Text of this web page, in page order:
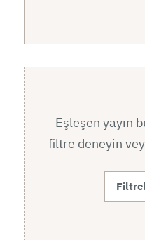
Eşleşen yayın
filtre deneyin